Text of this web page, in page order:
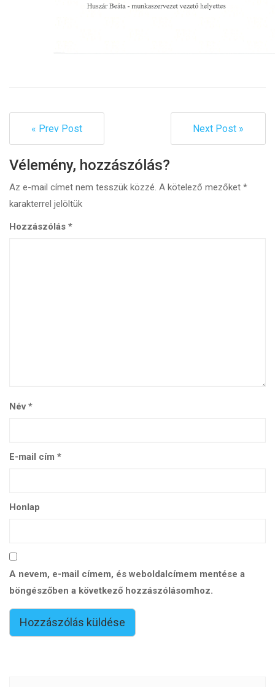
« Prev Post Next Post »
Vélemény, hozzászólás?
Az e-mail címet nem tesszük közzé. A kötelező mezőket *
karakterrel jelöltük
Hozzászólás *
Név*
E-mail cím *
Honlap
A nevem, e-mail címem, és weboldalcímem mentése a
böngészőben a következő hozzászólásomhoz.